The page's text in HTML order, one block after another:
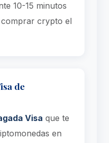
10-15 minutos
crypto el
de
Visa que te
en